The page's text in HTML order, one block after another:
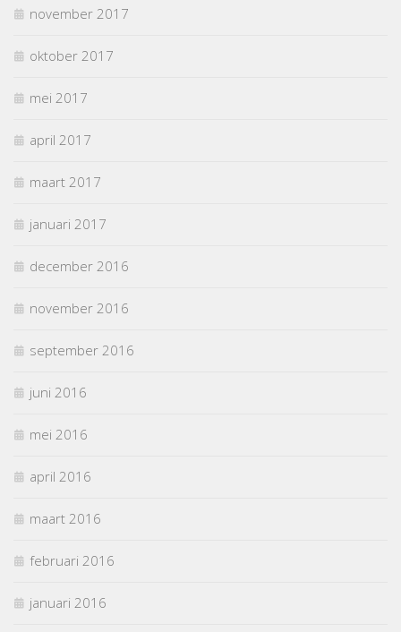
november 2017
oktober 2017
mei 2017
april 2017
maart 2017
januari 2017
december 2016
november 2016
september 2016
juni 2016
mei 2016
april 2016
maart 2016
februari 2016
januari 2016